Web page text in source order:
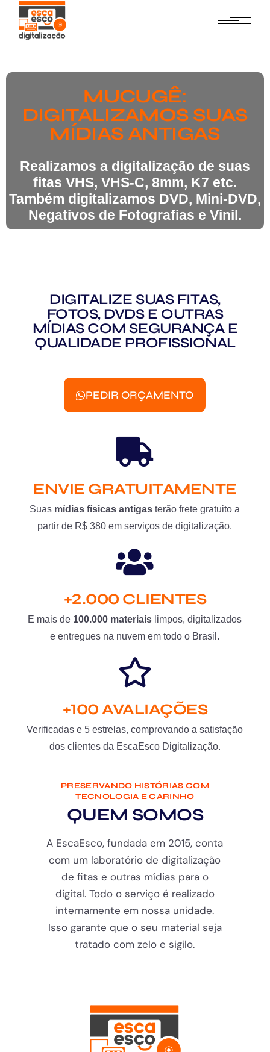
MUCUGÊ:
DIGITALIZAMOS SUAS
MÍDIAS ANTIGAS
Realizamos a digitalização de suas
fitas VHS, VHS-C, 8mm, K7 etc.
Também digitalizamos DVD, Mini-DVD,
Negativos de Fotografias e Vinil.
DIGITALIZE SUAS FITAS,
FOTOS, DVDS E OUTRAS
MÍDIAS COM SEGURANÇA E
QUALIDADE PROFISSIONAL
PEDIR ORÇAMENTO
ENVIE GRATUITAMENTE
Suas mídias físicas antigas terão frete gratuito a
partir de R$ 380 em serviços de digitalização.
+2.000 CLIENTES
E mais de 100.000 materiais limpos, digitalizados
e entregues na nuvem em todo o Brasil.
+100 AVALIAÇÕES
Verificadas e 5 estrelas, comprovando a satisfação
dos clientes da EscaEsco Digitalização.
PRESERVANDO HISTÓRIAS COM
TECNOLOGIA E CARINHO
QUEM SOMOS
A EscaEsco, fundada em 2015, conta
com um laboratório de digitalização
de fitas e outras mídias para o
digital. Todo o serviço é realizado
internamente em nossa unidade.
Isso garante que o seu material seja
tratado com zelo e sigilo.